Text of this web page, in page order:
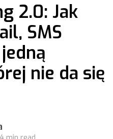
2.0: Jak
SMS
nie da się